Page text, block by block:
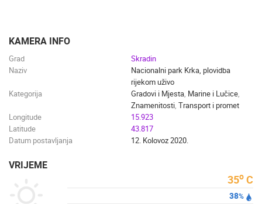
KAMERA INFO
Grad
Skradin
Naziv
Nacionalni park Krka, plovidba
rijekom uživo
Kategorija
Gradovi i Mjesta, Marine i Lučice,
Znamenitosti, Transport i promet
Longitude
15.923
Latitude
43.817
Datum postavljanja
12. Kolovoz 2020.
VRIJEME
35o C
38%